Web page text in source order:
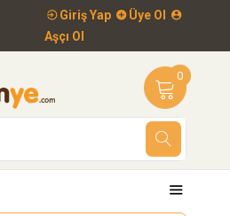
Giriş Yap
Üye Ol
Aşçı Ol
0